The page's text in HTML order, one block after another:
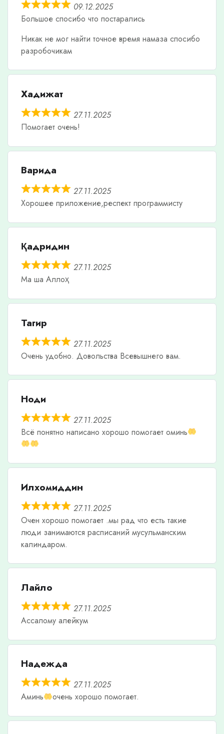
09.12.2025
Большое спосибо что постарались
Никак не мог найти точное время намаза спосибо
разробочикам
Хадижат
27.11.2025
Помогает очень!
Варида
27.11.2025
Хорошее приложение,респект программисту
Қадридин
27.11.2025
Ма ша Аллоҳ
Тагир
27.11.2025
Очень удобно. Довольства Всевышнего вам.
Ноди
27.11.2025
Всë понятно написано хорошо помогает оминь
Илхомиддин
27.11.2025
Очен хорошо помогает .мы рад что есть такие
люди занимаются расписаний мусульманским
калиндаром.
Лайло
27.11.2025
Ассалому алейкум
Надежда
27.11.2025
Аминь
очень хорошо помогает.